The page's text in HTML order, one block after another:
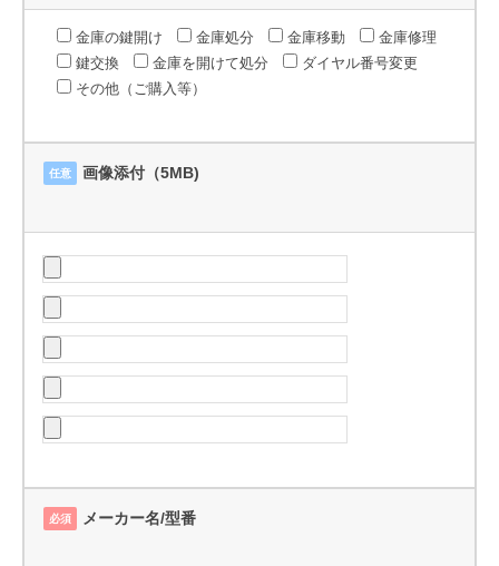
金庫の鍵開け 金庫処分 金庫移動
金庫修理
鍵交換
金庫を開けて処分
ダイヤル番号変更
その他（ご購入等）
任意 画像添付（5MB)
必須 メーカー名/型番